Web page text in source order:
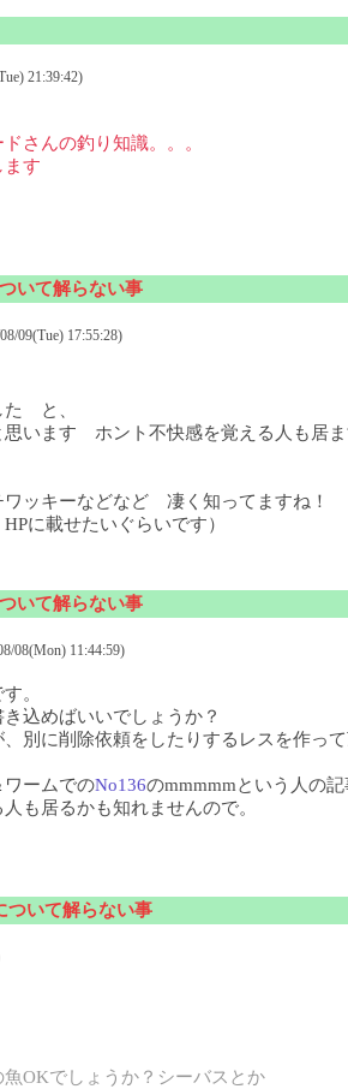
21:39:42)
さんの釣り知識。。。
す
いて解らない事
09(Tue) 17:55:28)
た と、
思います ホント不快感を覚える人も居
ッキーなどなど 凄く知ってますね！
に載せたいぐらいです）
いて解らない事
08(Mon) 11:44:59)
。
込めばいいでしょうか？
別に削除依頼をしたりするレスを作っ
ームでのNo136のmmmmmという人の
も居るかも知れませんので。
ついて解らない事
OKでしょうか？シーバスとか